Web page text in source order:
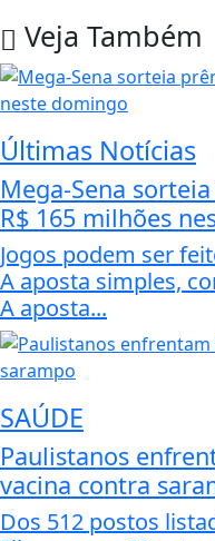
Veja Também
Últimas Notícias
Mega-Sena
R$ 165 milhões
Jogos podem ser
A aposta simples,
A aposta...
SAÚDE
Paulistanos
vacina contra
Dos 512 postos